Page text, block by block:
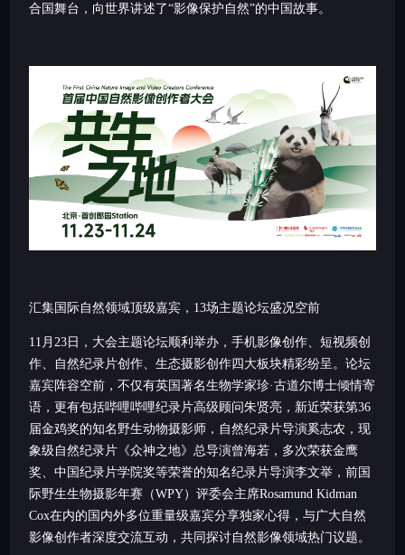
合国舞台，向世界讲述了“影像保护自然”的中国故事。
汇集国际自然领域顶级嘉宾，1 3场主题论坛盛况空前
11月23日，大会主题论坛顺利举办，手机影像创作、短视频创
作、自然纪录片创作、生态摄影创作四大板块精彩纷呈。论坛
嘉宾阵容空前，不仅有英国著名生物学家珍·古道尔博士倾情寄
语，更有包括哔哩哔哩纪录片高级顾问朱贤亮，新近荣获第36
届金鸡奖的知名野生动物摄影师，自然纪录片导演奚志农，现
象级自然纪录片《众神之地》总导演曾海若，多次荣获金鹰
奖、中国纪录片学院奖等荣誉的知名纪录片导演李文举，前国
际野生生物摄影年赛（WPY）评委会主席Rosamund Kidman
Cox在内的国内外多位重量级嘉宾分享独家心得，与广大自然
影像创作者深度交流互动，共同探讨自然影像领域热门议题。